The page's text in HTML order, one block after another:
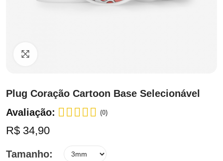
Plug Coração Cartoon Base Selecionável
Avaliação:
(0)
R$ 34,90
Tamanho